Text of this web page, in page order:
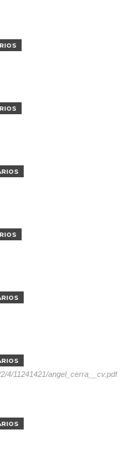
4/11241421/angel_cerra__cv.pdf